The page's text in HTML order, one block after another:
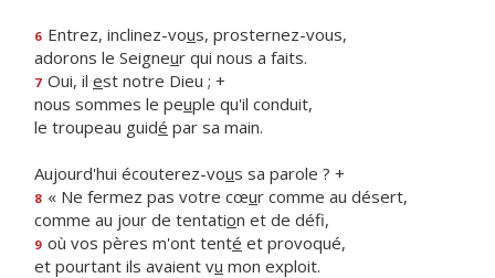
6 Entrez, inclinez-vous, prosternez-vous,
adorons le Seigneur qui nous a faits.
7 Oui, il est notre Dieu ; +
nous sommes le peuple qu'il conduit,
le troupeau guidé par sa main.
Aujourd'hui écouterez-vous sa parole ? +
8 « Ne fermez pas votre cœur comme au désert,
comme au jour de tentation et de défi,
9 où vos pères m'ont tenté et provoqué,
et pourtant ils avaient vu mon exploit.